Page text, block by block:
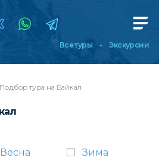
Все туры Экскурсии
Подбор тура на Байкал
Весна
Зима